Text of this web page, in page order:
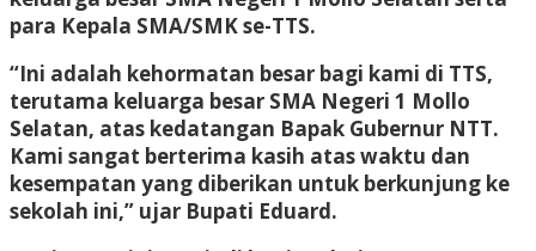
para Kepala SMA/SMK se-TTS.
“Ini adalah kehormatan besar bagi kami di TTS,
terutama keluarga besar SMA Negeri 1 Mollo
Selatan, atas kedatangan Bapak Gubernur NTT.
Kami sangat berterima kasih atas waktu dan
kesempatan yang diberikan untuk berkunjung ke
sekolah ini,” ujar Bupati Eduard.